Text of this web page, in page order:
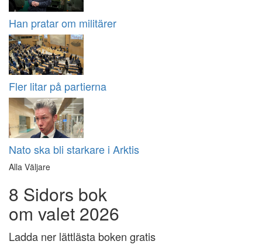
Han pratar om militärer
Fler litar på partierna
Nato ska bli starkare i Arktis
Alla Väljare
8 Sidors bok
om valet 2026
Ladda ner lättlästa boken gratis